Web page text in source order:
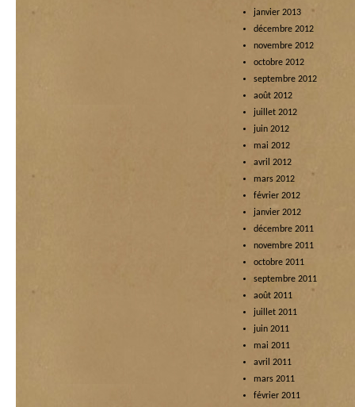
janvier 2013
décembre 2012
novembre 2012
octobre 2012
septembre 2012
août 2012
juillet 2012
juin 2012
mai 2012
avril 2012
mars 2012
février 2012
janvier 2012
décembre 2011
novembre 2011
octobre 2011
septembre 2011
août 2011
juillet 2011
juin 2011
mai 2011
avril 2011
mars 2011
février 2011